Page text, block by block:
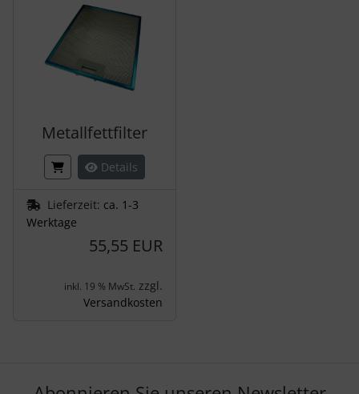
Metallfettfilter
Details
Lieferzeit: ca. 1-3
Werktage
55,55 EUR
inkl. 19 % MwSt. zzgl.
Versandkosten